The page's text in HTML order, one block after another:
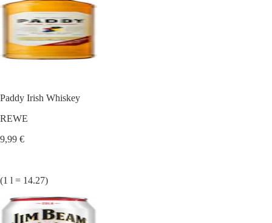
Paddy Irish Whiskey
REWE
9,99 €
(1 l = 14.27)